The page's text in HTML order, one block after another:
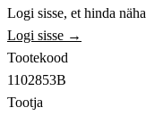
Logi sisse, et hinda näha
Logi sisse →
Tootekood
1102853B
Tootja